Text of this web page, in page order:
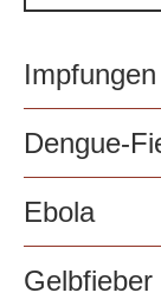
Impfungen
Dengue-
Ebola
Gelbfieber